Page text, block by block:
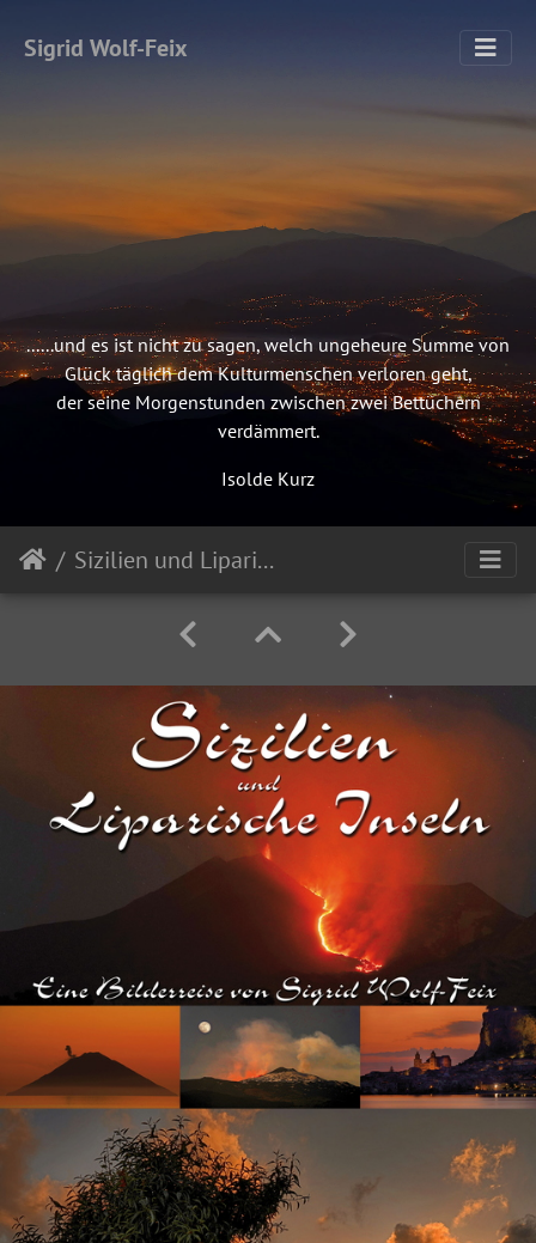
Sigrid Wolf-Feix
......und es ist nicht zu sagen, welch ungeheure Summe von
Glück täglich dem Kulturmenschen verloren geht,
der seine Morgenstunden zwischen zwei Bettüchern
verdämmert.
Isolde Kurz
Sizilien und Liparische Inseln